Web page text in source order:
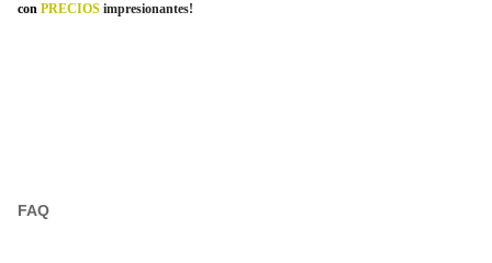
con PRECIOS impresionantes!
FAQ